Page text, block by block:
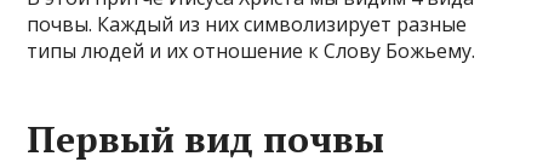
почвы. Каждый из них символизирует разные
типы людей и их отношение к Слову Божьему.
Первый вид почвы